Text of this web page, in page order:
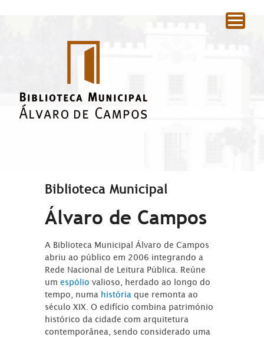
Biblioteca Municipal
Álvaro de Campos
A Biblioteca Municipal Álvaro de Campos
abriu ao público em 2006 integrando a
Rede Nacional de Leitura Pública. Reúne
umespóliovalioso, herdado ao longo do
tempo, numa história que remonta ao
século XIX. O edifício combina património
histórico da cidade com arquitetura
contemporânea, sendo considerado uma